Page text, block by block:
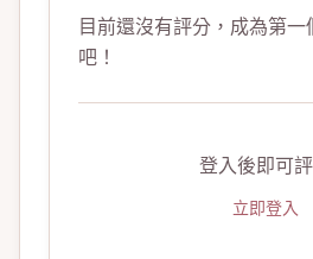
目前還沒有評分，成為第一
吧！
登入後即可
立即登入